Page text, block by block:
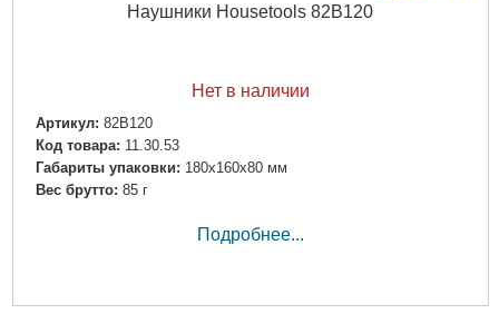
Наушники Housetools 82B120
Нет в наличии
Артикул: 82B120
Код товара: 11.30.53
Габариты упаковки: 180x160x80 мм
Вес брутто: 85 г
Подробнее...